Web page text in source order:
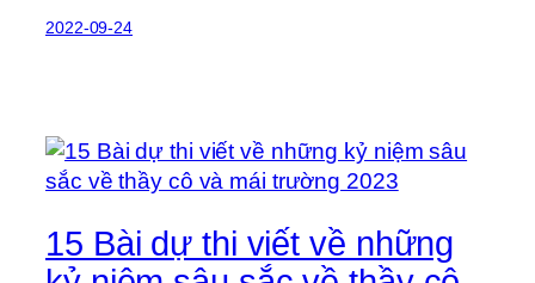
2022-09-24
15 Bài dự thi viết về những